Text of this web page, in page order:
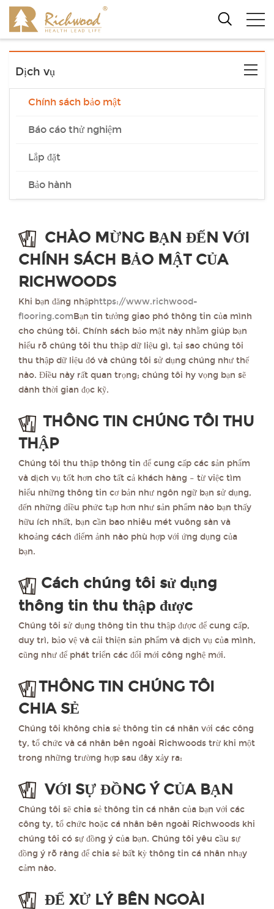
Dịch vụ
Chính sách bảo mật
Báo cáo thử nghiệm
Lắp đặt
Bảo hành
CHÀO MỪNG BẠN ĐẾN VỚI
CHÍNH SÁCH BẢO MẬT CỦA
RICHWOODS
Khi bạn đăng nhậphttps://www.richwood-
flooring.comBạn tin tưởng giao phó thông tin của mình
cho chúng tôi. Chính sách bảo mật này nhằm giúp bạn
hiểu rõ chúng tôi thu thập dữ liệu gì, tại sao chúng tôi
thu thập dữ liệu đó và chúng tôi sử dụng chúng như thế
nào. Điều này rất quan trọng; chúng tôi hy vọng bạn sẽ
dành thời gian đọc kỹ.
THÔNG TIN CHÚNG TÔI THU
THẬP
Chúng tôi thu thập thông tin để cung cấp các sản phẩm
và dịch vụ tốt hơn cho tất cả khách hàng – từ việc tìm
hiểu những thông tin cơ bản như ngôn ngữ bạn sử dụng,
đến những điều phức tạp hơn như sản phẩm nào bạn thấy
hữu ích nhất, bạn cần bao nhiêu mét vuông sàn và
khoảng cách điểm ảnh nào phù hợp với ứng dụng của
bạn.
Cách chúng tôi sử dụng
thông tin thu thập được
Chúng tôi sử dụng thông tin thu thập được để cung cấp,
duy trì, bảo vệ và cải thiện sản phẩm và dịch vụ của mình,
cũng như để phát triển các đổi mới công nghệ mới.
THÔNG TIN CHÚNG TÔI
CHIA SẺ
Chúng tôi không chia sẻ thông tin cá nhân với các công
ty, tổ chức và cá nhân bên ngoài Richwoods trừ khi một
trong những trường hợp sau đây xảy ra:
VỚI SỰ ĐỒNG Ý CỦA BẠN
Chúng tôi sẽ chia sẻ thông tin cá nhân của bạn với các
công ty, tổ chức hoặc cá nhân bên ngoài Richwoods khi
chúng tôi có sự đồng ý của bạn. Chúng tôi yêu cầu sự
đồng ý rõ ràng để chia sẻ bất kỳ thông tin cá nhân nhạy
cảm nào.
ĐỂ XỬ LÝ BÊN NGOÀI